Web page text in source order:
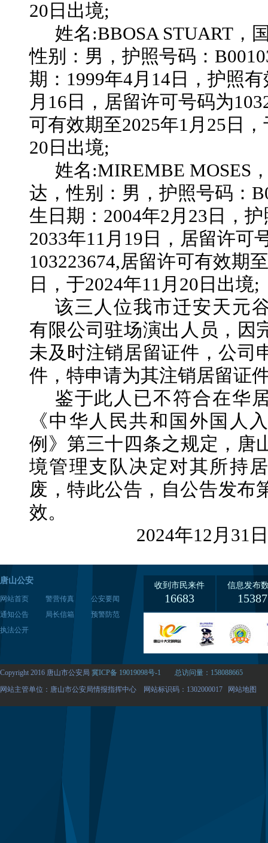
20日出境;
姓名 :BBOSA STUART，
性别： 男 ，护照号码：
期： 1999年4月14日，护照
月16日，居留许可号码为
可有效期至2025年1月25日
20日出境;
姓名 :MIREMBE MOSES
达 ，性别： 男 ，护照号码：
生日期： 2004年2月23日，
2033年11月19日，居留许可
103223674,居留许可有效期
日，于2024年11月20日出境;
该三人位我市迁安天元
有限公司驻场演出人员，因
未及时注销居留证件，公司
件，特申请为其注销居留证
鉴于此人已不符合在华
《中华人民共和国外国人
例》第三十四条之规定，唐
境管理支队决定对其所持
废，特此公告，自公告发布
效。
2024年12 月 31 日
唐山公安
网站首页 警营传真
公安要闻
通知公告
局长信箱
预警防范
执法公开
收到市民来件
16683
信息发布
15387
Copyright 2016 唐山市公安局 冀ICP备 19019098号-1
总访问量：158088665
网站主管单位：唐山市公安局情报指挥中心 网站标识码：1302000017
网站地图